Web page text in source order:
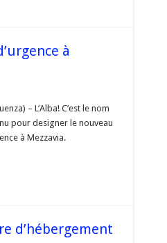
à
– L’Alba! C’est le nom
pour designer le nouveau
à Mezzavia.
d’hébergement